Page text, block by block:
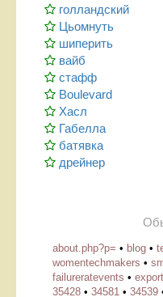
голландский
Цьомнуть
шиперить
вайб
стафф
Boulevard
Хасл
Габелла
батявка
дрейнер
about.php?p= • blog •
womentechmakers •
failureratevents • export
35428 • 34581 • 34539